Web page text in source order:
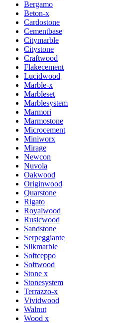
Bergamo
Beton-x
Cardostone
Cementbase
Citymarble
Citystone
Craftwood
Flakecement
Lucidwood
Marble-x
Marbleset
Marblesystem
Marmori
Marmostone
Microcement
Miniworx
Mirage
Newcon
Nuvola
Oakwood
Originwood
Quarstone
Rigato
Royalwood
Rusicwood
Sandstone
Serpeggiante
Silkmarble
Softceppo
Softwood
Stone x
Stonesystem
Terrazzo-x
Vividwood
Walnut
Wood x